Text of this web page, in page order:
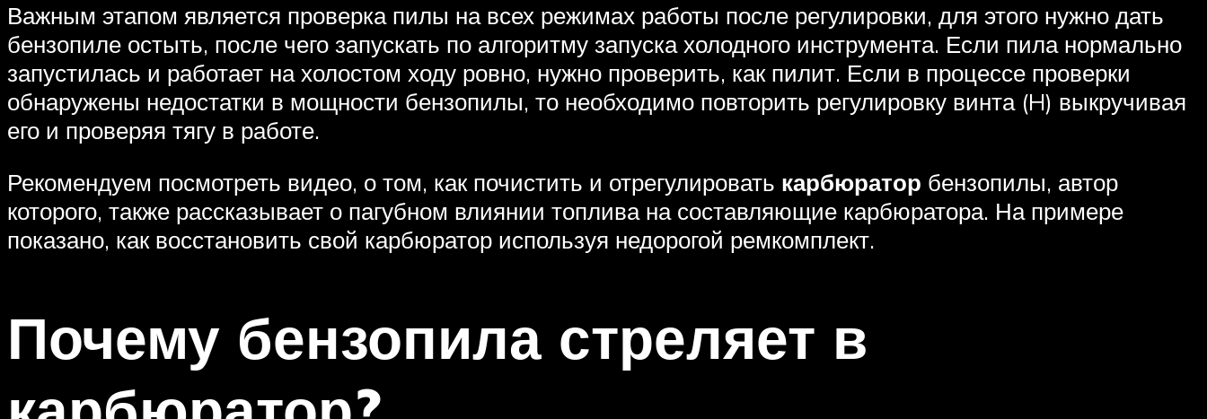
Важным этапом является проверка пилы на всех режимах работы после регулировки, для этого нужно дать
бензопиле остыть, после чего запускать по алгоритму запуска холодного инструмента. Если пила нормально
запустилась и работает на холостом ходу ровно, нужно проверить, как пилит. Если в процессе проверки
обнаружены недостатки в мощности бензопилы, то необходимо повторить регулировку винта (H) выкручивая
его и проверяя тягу в работе.
Рекомендуем посмотреть видео, о том, как почистить и отрегулировать карбюратор бензопилы, автор
которого, также рассказывает о пагубном влиянии топлива на составляющие карбюратора. На примере
показано, как восстановить свой карбюратор используя недорогой ремкомплект.
Почему бензопила стреляет в